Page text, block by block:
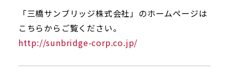
「三橋サンブリッジ株式会社」のホームページは
こちらからご覧ください。
http://sunbridge-corp.co.jp/